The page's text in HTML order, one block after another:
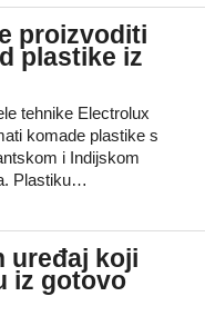
proizvoditi
plastike iz
tehnike Electrolux
komade plastike s
i Indijskom
Plastiku…
uređaj koji
iz gotovo